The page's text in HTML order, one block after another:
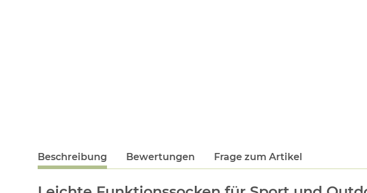
Beschreibung Bewertungen Frage zum Artikel